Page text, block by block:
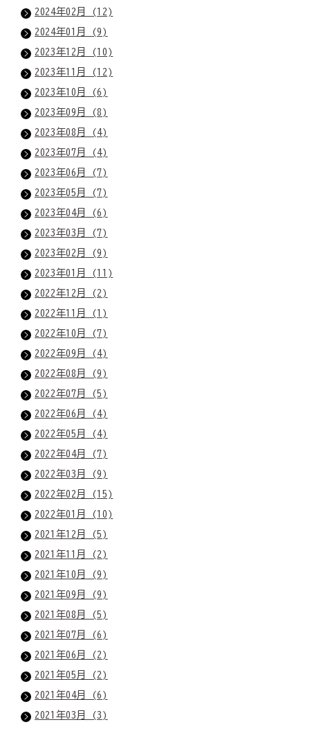
2024年02月 (12)
2024年01月 (9)
2023年12月 (10)
2023年11月 (12)
2023年10月 (6)
2023年09月 (8)
2023年08月 (4)
2023年07月 (4)
2023年06月 (7)
2023年05月 (7)
2023年04月 (6)
2023年03月 (7)
2023年02月 (9)
2023年01月 (11)
2022年12月 (2)
2022年11月 (1)
2022年10月 (7)
2022年09月 (4)
2022年08月 (9)
2022年07月 (5)
2022年06月 (4)
2022年05月 (4)
2022年04月 (7)
2022年03月 (9)
2022年02月 (15)
2022年01月 (10)
2021年12月 (5)
2021年11月 (2)
2021年10月 (9)
2021年09月 (9)
2021年08月 (5)
2021年07月 (6)
2021年06月 (2)
2021年05月 (2)
2021年04月 (6)
2021年03月 (3)